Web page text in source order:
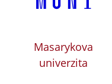
Masarykova
univerzita